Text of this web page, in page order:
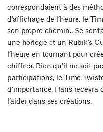
correspondaient à des
d’affichage de l’heure, le
son propre chemin.. Se
une horloge et un Rubik’s
l’heure en tournant pour
chiffres. Bien qu’il ne soit
participations, le Time
d’importance. Hans
l’aider dans ses créations.